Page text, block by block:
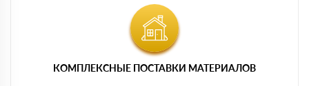
КОМПЛЕКСНЫЕ ПОСТАВКИ МАТЕРИАЛОВ